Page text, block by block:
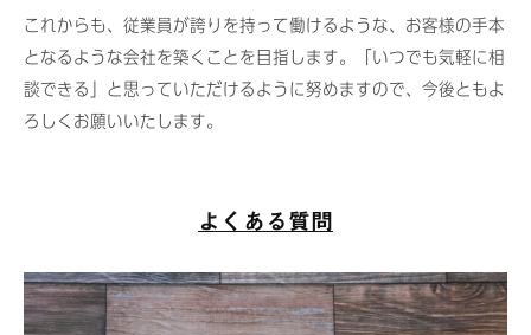
これからも、従業員が誇りを持って働けるような、お客様の手本
となるような会社を築くことを目指します。「いつでも気軽に相
談できる」と思っていただけるように努めますので、今後ともよ
ろしくお願いいたします。
よくある質問